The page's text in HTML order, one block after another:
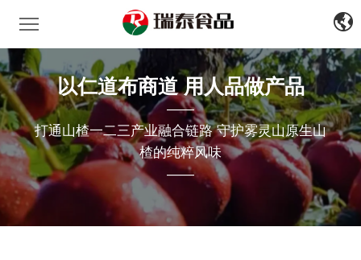
文
EN
瑞泰食品
以仁道布商道 用人品做产品
——
打通山楂一二三产业融合链路 守护雾灵山原生山
楂的纯粹风味
——